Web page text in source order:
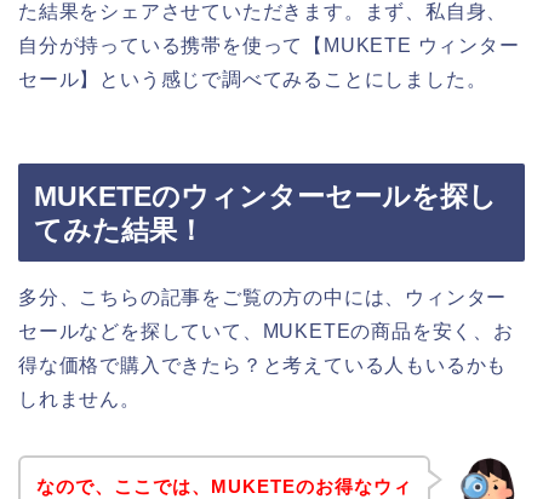
た結果をシェアさせていただきます。まず、私自身、
自分が持っている携帯を使って【MUKETE ウィンター
セール】という感じで調べてみることにしました。
MUKETEのウィンターセールを探し
てみた結果！
多分、こちらの記事をご覧の方の中には、ウィンター
セールなどを探していて、MUKETEの商品を安く、お
得な価格で購入できたら？と考えている人もいるかも
しれません。
なので、ここでは、MUKETEのお得なウィ